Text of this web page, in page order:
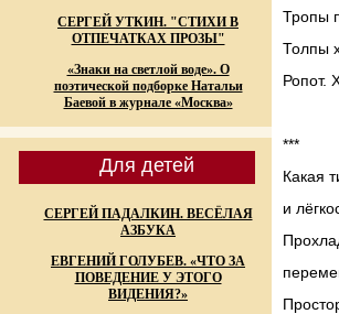
СЕРГЕЙ УТКИН. "СТИХИ В
ОТПЕЧАТКАХ ПРОЗЫ"
«Знаки на светлой воде». О
поэтической подборке Натальи
Баевой в журнале «Москва»
Для детей
СЕРГЕЙ ПАДАЛКИН. ВЕСЁЛАЯ
АЗБУКА
ЕВГЕНИЙ ГОЛУБЕВ. «ЧТО ЗА
ПОВЕДЕНИЕ У ЭТОГО
ВИДЕНИЯ?»
Тропы
Толпы
Ропот.
***
Какая
и